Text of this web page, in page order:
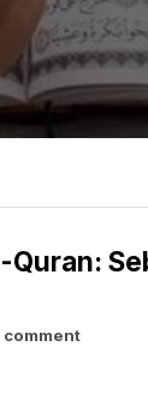
Quran:
comment